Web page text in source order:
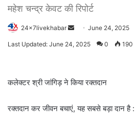
महेश चन्द्र केवट की रिपोर्ट
24x7livekhabar
SendJune 24, 2025
Last Updated: June 24, 2025 0 190
कलेक्टर श्री जांगिड़ ने किया रक्तदान
रक्तदान कर जीवन बचाएं, यह सबसे बड़ा दान है